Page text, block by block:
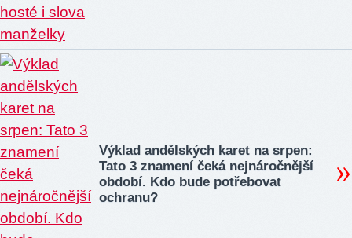
Výklad andělských karet na srpen:
Tato 3 znamení čeká nejnáročnější
období. Kdo bude potřebovat
ochranu?